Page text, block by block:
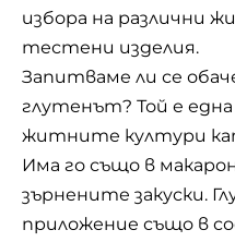
избора на различни
тестени изделия.
Запитваме ли се
глутенът? Той е
житните култури
Има го също в
зърнените закуски.
приложение също в